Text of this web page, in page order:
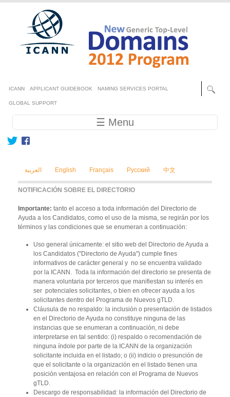
Skip to main content
Secondary menu
ICANN APPLICANT GUIDEBOOK NAMING SERVICES PORTAL
GLOBAL SUPPORT
Main navigation ☰ Menu
العربية English Français Русский 中文
NOTIFICACIÓN SOBRE EL DIRECTORIO
Importante: tanto el acceso a toda información del Directorio de
Ayuda a los Candidatos, como el uso de la misma, se regirán por los
términos y las condiciones que se enumeran a continuación:
Uso general únicamente: el sitio web del Directorio de Ayuda a
los Candidatos ("Directorio de Ayuda") cumple fines
informativos de carácter general y no se encuentra validado
por la ICANN. Toda la información del directorio se presenta de
manera voluntaria por terceros que manifiestan su interés en
ser potenciales solicitantes, o bien en ofrecer ayuda a los
solicitantes dentro del Programa de Nuevos gTLD.
Cláusula de no respaldo: la inclusión o presentación de listados
en el Directorio de Ayuda no constituye ninguna de las
instancias que se enumeran a continuación, ni debe
interpretarse en tal sentido: (i) respaldo o recomendación de
ninguna índole por parte de la ICANN de la organización
solicitante incluida en el listado; o (ii) indicio o presunción de
que el solicitante o la organización en el listado tienen una
posición ventajosa en relación con el Programa de Nuevos
gTLD.
Descargo de responsabilidad: la información del Directorio de